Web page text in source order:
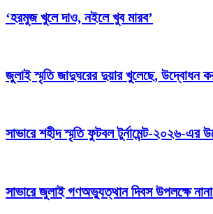
‘হরমুজ খুলে দাও, নইলে খুব মারব’
জুলাই স্মৃতি জাদুঘরের দুয়ার খুলেছে, উদ্বোধন
সাভারে শহীদ স্মৃতি ফুটবল টুর্নামেন্ট-২০২৬-এর
সাভারে জুলাই গণঅভ্যুত্থান দিবস উপলক্ষে নানা